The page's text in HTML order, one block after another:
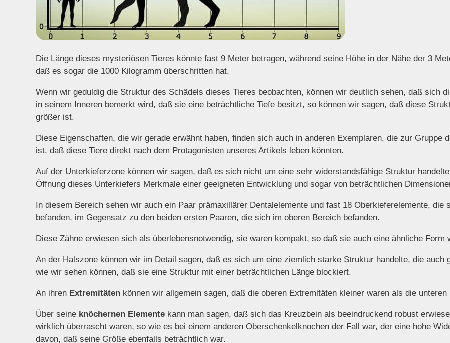
Die Länge dieses mysteriösen Tieres könnte fast 9 Meter betragen, während seine Höhe in der Nähe der 3
daß es sogar die 1000 Kilogramm überschritten hat.
Wenn wir geduldig die Struktur des Schädels dieses Tieres beobachten, können wir deutlich sehen, daß sich
in seinem Inneren bemerkt wird, daß sie eine beträchtliche Tiefe besitzt, so können wir sagen, daß diese
größer ist.
Diese Eigenschaften, die wir gerade erwähnt haben, finden sich auch in anderen Exemplaren, die zur Gruppe
ist, daß diese Tiere direkt nach dem Protagonisten unseres Artikels leben könnten.
Auf der Unterkieferzone können wir sagen, daß es sich nicht um eine sehr widerstandsfähige Struktur
Öffnung dieses Unterkiefers Merkmale einer geeigneten Entwicklung und sogar von beträchtlichen
In diesem Bereich sehen wir auch ein Paar prämaxillärer Dentalelemente und fast 18 Oberkieferelemente, die
befanden, im Gegensatz zu den beiden ersten Paaren, die sich im oberen Bereich befanden.
Diese Zähne erwiesen sich als überlebensnotwendig, sie waren kompakt, so daß sie auch eine ähnliche Form
An der Halszone können wir im Detail sagen, daß es sich um eine ziemlich starke Struktur handelte, die auch
wie wir sehen können, daß sie eine Struktur mit einer beträchtlichen Länge blockiert.
An ihren Extremitäten können wir allgemein sagen, daß die oberen Extremitäten kleiner waren als die unteren
Über seine knöchernen Elemente kann man sagen, daß sich das Kreuzbein als beeindruckend robust
wirklich überrascht waren, so wie es bei einem anderen Oberschenkelknochen der Fall war, der eine hohe
davon, daß seine Größe ebenfalls beträchtlich war.